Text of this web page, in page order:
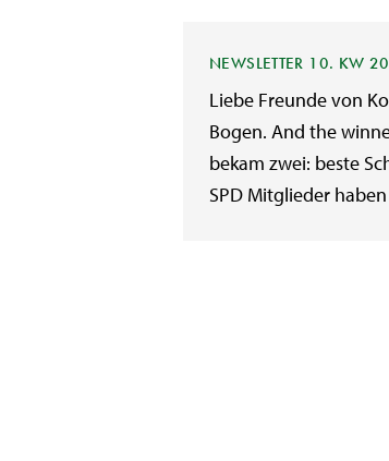
NEWSLETTER 10. KW
Liebe Freunde von
Bogen. And the
bekam zwei: beste
SPD Mitglieder